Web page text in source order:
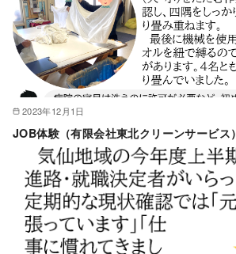
2023年12月1日
JOB体験（有限会社東北クリーンサービス）